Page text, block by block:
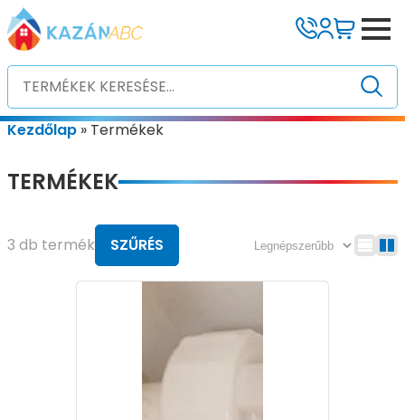
Kezdőlap » Termékek
TERMÉKEK
3 db termék SZŰRÉS